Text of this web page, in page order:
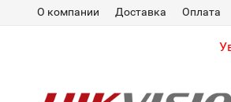
О компании Доставка Оплата